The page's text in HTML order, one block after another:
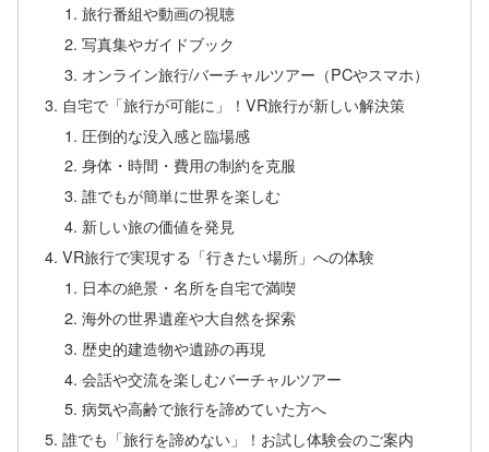
旅行番組や動画の視聴
写真集やガイドブック
オンライン旅行/バーチャルツアー（PCやスマホ）
自宅で「旅行が可能に」！VR旅行が新しい解決策
圧倒的な没入感と臨場感
身体・時間・費用の制約を克服
誰でもが簡単に世界を楽しむ
新しい旅の価値を発見
VR旅行で実現する「行きたい場所」への体験
日本の絶景・名所を自宅で満喫
海外の世界遺産や大自然を探索
歴史的建造物や遺跡の再現
会話や交流を楽しむバーチャルツアー
病気や高齢で旅行を諦めていた方へ
誰でも「旅行を諦めない」！お試し体験会のご案内